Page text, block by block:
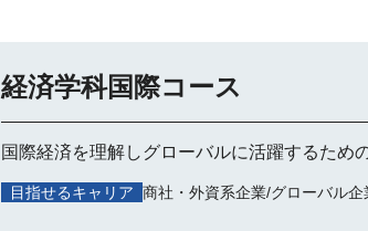
経済学科国際コース
国際経済を理解しグローバルに活躍するため
目指せるキャリア 商社・外資系企業/グローバル企